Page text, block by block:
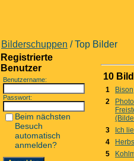
Bilderschuppen / Top Bilder
Registrierte
Benutzer
Benutzername:
Passwort:
Beim nächsten
Besuch
automatisch
anmelden?
10
1 Bison
2
3 Ich
4
5